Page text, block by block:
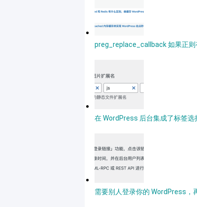
preg_replace_callback 如果正则
在 WordPress 后台集成了标签
需要别人登录你的 WordPress，